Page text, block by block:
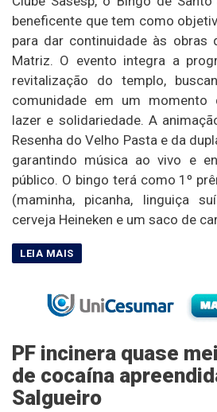
beneficente que tem como
para dar continuidade às obras
Matriz. O evento integra a
revitalização do templo,
comunidade em um momento
lazer e solidariedade. A
Resenha do Velho Pasta e da
garantindo música ao vivo e
público. O bingo terá como 1º
(maminha, picanha, linguiça
cerveja Heineken e um saco de
PF incinera quase
de cocaína
Salgueiro